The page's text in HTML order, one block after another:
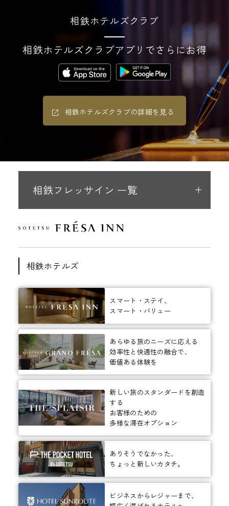
相鉄ホテルズクラブ
相鉄ホテルズクラブアプリでさらにお得
相鉄ホテルズクラブの詳細を見る
相鉄フレッサイン 一覧
相鉄ホテルズ
スマート・ステイ、
スマート・バリュー
あらゆる旅のニーズに応える
効率性と快適性の融合で、
価値ある体験を
新しい旅のスタンダードを創造
する
お客様のための
多様な滞在オプション
ありそうでなかった、
ちょっと新しいカタチ。
ビジネスからレジャーまで、